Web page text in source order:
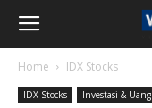
Home IDX Stocks
IDX Stocks Investasi & Uang